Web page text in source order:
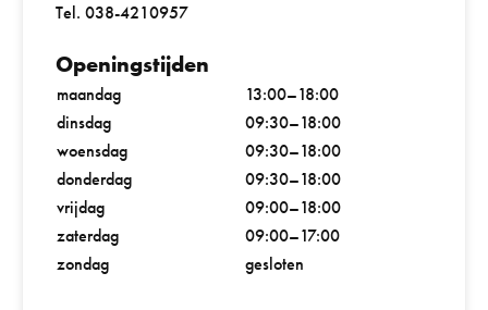
Tel. 038-4210957
Openingstijden
maandag
13:00–18:00
dinsdag
09:30–18:00
woensdag
09:30–18:00
donderdag
09:30–18:00
vrijdag
09:00–18:00
zaterdag
09:00–17:00
zondag
gesloten